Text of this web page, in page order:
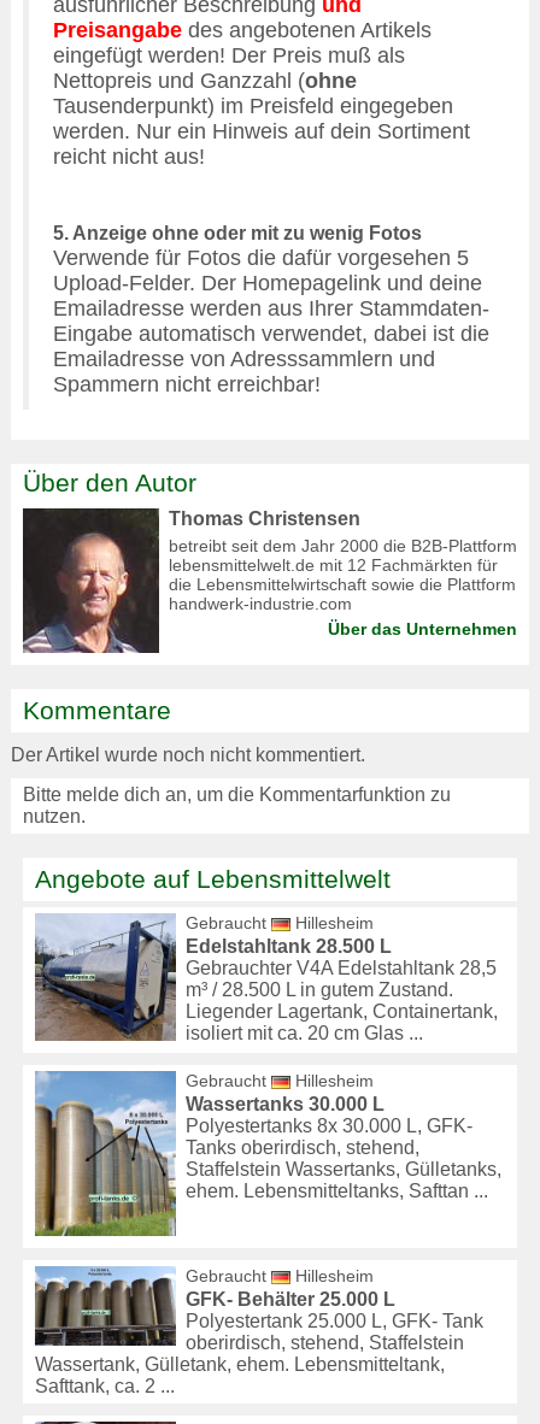
ausführlicher Beschreibung und
Preisangabedes angebotenen Artikels
eingefügt werden! Der Preis muß als
Nettopreis und Ganzzahl (ohne
Tausenderpunkt) im Preisfeld eingegeben
werden. Nur ein Hinweis auf dein Sortiment
reicht nicht aus!
5. Anzeige ohne oder mit zu wenig Fotos
Verwende für Fotos die dafür vorgesehen 5
Upload-Felder. Der Homepagelink und deine
Emailadresse werden aus Ihrer Stammdaten-
Eingabe automatisch verwendet, dabei ist die
Emailadresse von Adresssammlern und
Spammern nicht erreichbar!
Über den Autor
Thomas Christensen
betreibt seit dem Jahr 2000 die B2B-Plattform
lebensmittelwelt.de mit 12 Fachmärkten für
die Lebensmittelwirtschaft sowie die Plattform
handwerk-industrie.com
Über das Unternehmen
Kommentare
Der Artikel wurde noch nicht kommentiert.
Bitte melde dich an, um die Kommentarfunktion zu
nutzen.
Angebote auf Lebensmittelwelt
Gebraucht Hillesheim
Edelstahltank 28.500 L
Gebrauchter V4A Edelstahltank 28,5
m³ / 28.500 L in gutem Zustand.
Liegender Lagertank, Containertank,
isoliert mit ca. 20 cm Glas ...
Gebraucht Hillesheim
Wassertanks 30.000 L
Polyestertanks 8x 30.000 L, GFK-
Tanks oberirdisch, stehend,
Staffelstein Wassertanks, Gülletanks,
ehem. Lebensmitteltanks, Safttan ...
Gebraucht Hillesheim
GFK- Behälter 25.000 L
Polyestertank 25.000 L, GFK- Tank
oberirdisch, stehend, Staffelstein
Wassertank, Gülletank, ehem. Lebensmitteltank,
Safttank, ca. 2 ...